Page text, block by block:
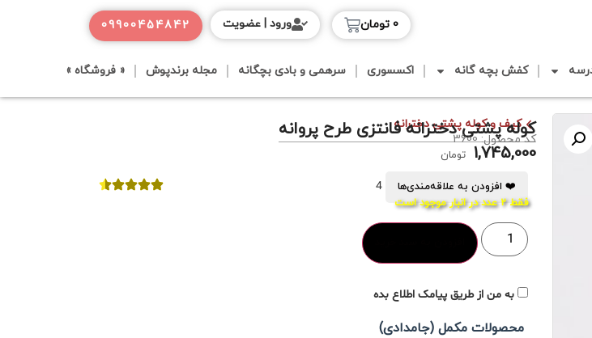
کفش بچه گانه اکسسوری سرهمی و بادی بچگانه مجله برندپوش « فروشگاه »
0 تومان 09900454842 ورود | عضویت
کیف و کوله پشتی دخترانه
کوله پشتی دخترانه فانتزی طرح پروانه
کد محصول: 3600
1,745,000 تومان
❤️ افزودن به علاقه‌مندی‌ها 4
فقط 2 عدد در انبار موجود است
به من از طریق پیامک اطلاع بده
محصولات مکمل (جامدادی)